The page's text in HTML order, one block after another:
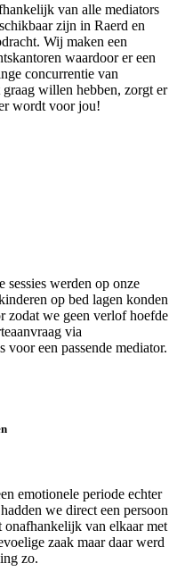
van alle mediators
zijn in Raerd en
Wij maken een
waardoor er een
concurrentie van
willen hebben, zorgt er
wordt voor jou!
sessies werden op onze
op bed lagen konden
zodat we geen verlof hoefde
via
voor een passende mediator.
emotionele periode echter
we direct een persoon
van elkaar met
zaak maar daar werd
zo.